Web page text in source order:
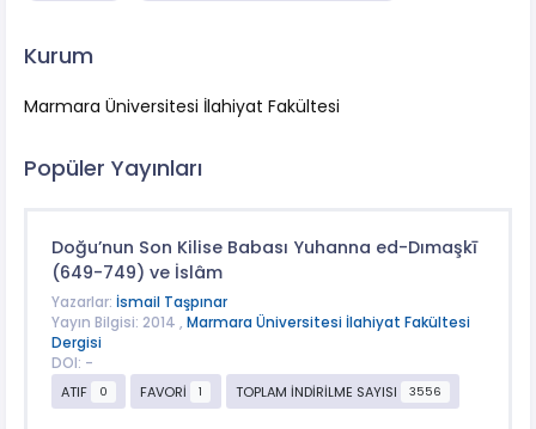
Kurum
Marmara Üniversitesi İlahiyat Fakültesi
Popüler Yayınları
Doğu’nun Son Kilise Babası Yuhanna ed-Dımaşkī
(649-749) ve İslâm
Yazarlar: İsmail Taşpınar
Yayın Bilgisi: 2014 , Marmara Üniversitesi İlahiyat Fakültesi
Dergisi
DOI: -
ATIF
0 FAVORİ 1 TOPLAM İNDİRİLME SAYISI 3556